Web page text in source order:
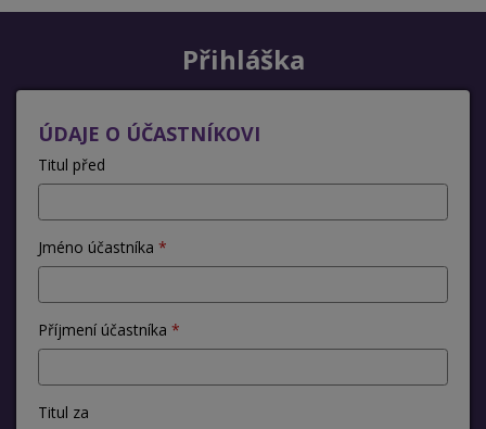
Přihláška
ÚDAJE O ÚČASTNÍKOVI
Titul před
Jméno účastníka
Příjmení účastníka
Titul za